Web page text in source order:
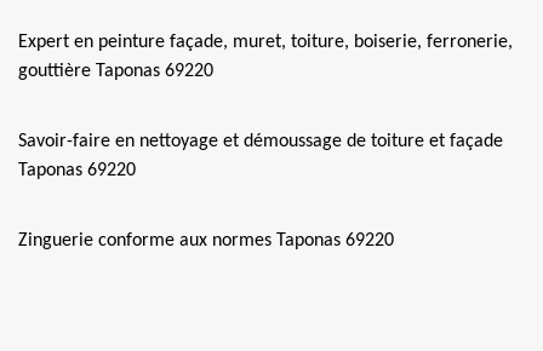
Expert en peinture façade, muret, toiture, boiserie, ferronerie,
gouttière Taponas 69220
Savoir-faire en nettoyage et démoussage de toiture et façade
Taponas 69220
Zinguerie conforme aux normes Taponas 69220